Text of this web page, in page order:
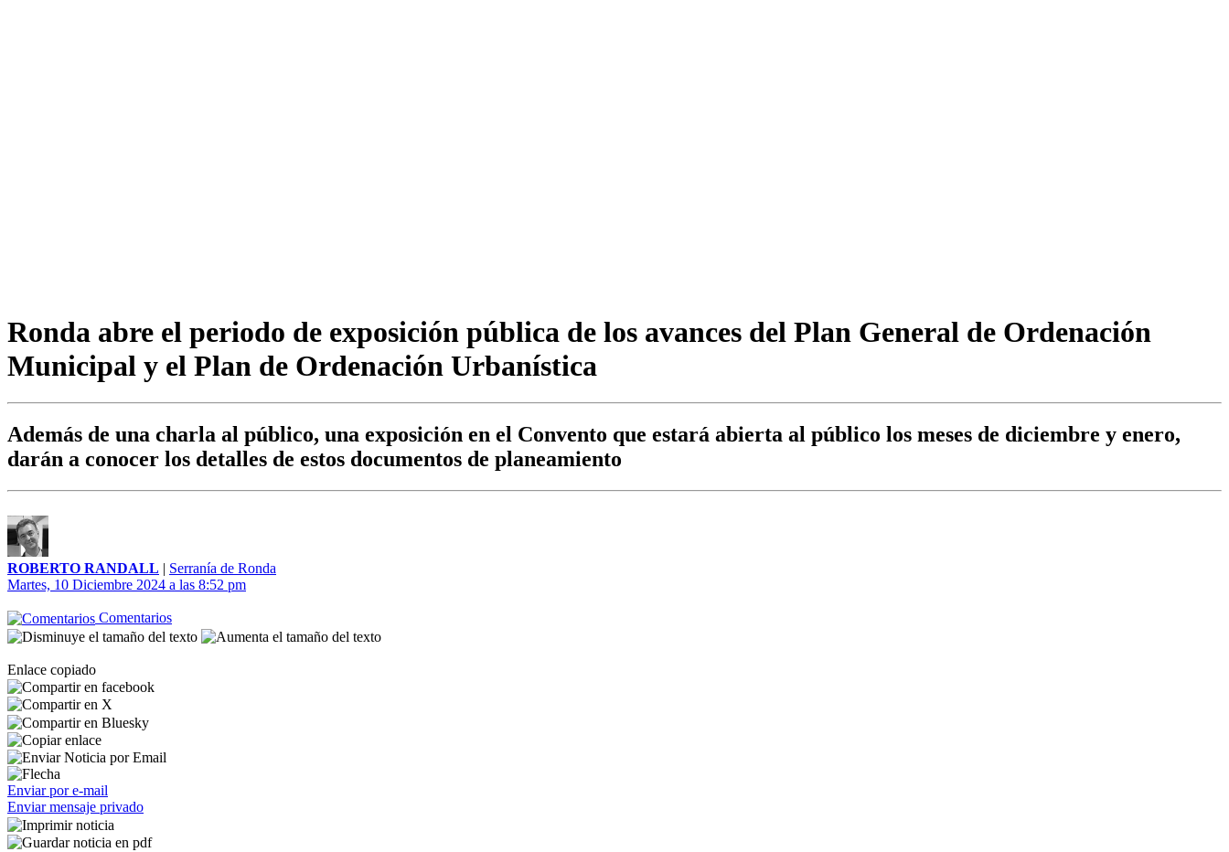
Ronda abre el periodo de exposición pública de los avances del Plan General de Ordenación
Municipal y el Plan de Ordenación Urbanística
Además de una charla al público, una exposición en el Convento que estará abierta al público los meses de diciembre y enero,
darán a conocer los detalles de estos documentos de planeamiento
ROBERTO RANDALL | Serranía de Ronda
Martes, 10 Diciembre 2024 a las 8:52 pm
Comentarios
Enlace copiado
Enviar por e-mail
Enviar mensaje privado